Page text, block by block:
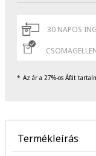
30 NAPOS
Az ár a 27%-os Áfát
Termékleírás